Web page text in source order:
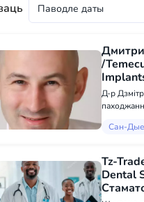
/
-
Дыега
Д-р
тваровай
выдалення
зубаў до...
Сан-
Tz-
Dental